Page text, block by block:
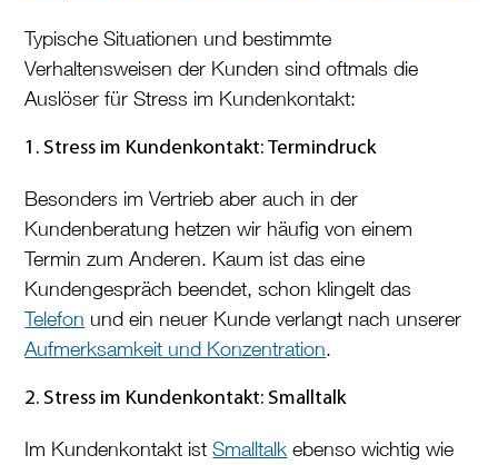
Typische Situationen und bestimmte
Verhaltensweisen der Kunden sind oftmals die
Auslöser für Stress im Kundenkontakt:
1. Stress im Kundenkontakt: Termindruck
Besonders im Vertrieb aber auch in der
Kundenberatung hetzen wir häufig von einem
Termin zum Anderen. Kaum ist das eine
Kundengespräch beendet, schon klingelt das
Telefon und ein neuer Kunde verlangt nach unserer
Aufmerksamkeit und Konzentration.
2. Stress im Kundenkontakt: Smalltalk
Im Kundenkontakt istSmalltalk ebenso wichtig wie